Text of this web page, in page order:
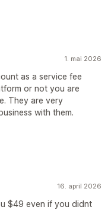
1. mai 2026
as a service fee
or not you are
They are very
with them.
16. april 2026
$49 even if you didnt